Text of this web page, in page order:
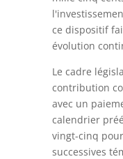
ce dispositif
évolution
Le cadre
contribution
avec un
calendrier
vingt-cinq
successives